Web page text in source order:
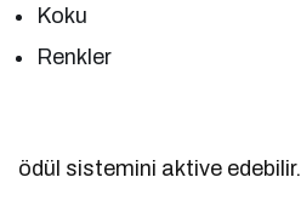
Koku
Renkler
ödül sistemini aktive edebilir.